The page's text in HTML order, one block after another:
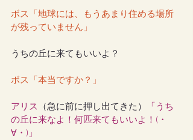
ボス「地球には、もうあまり住める場所
が残っていません」
うちの丘に来てもいいよ？
ボス「本当ですか？」
アリス （急に前に押し出てきた）
「うち
の丘に来なよ！何匹来てもいいよ！(・
∀・)」